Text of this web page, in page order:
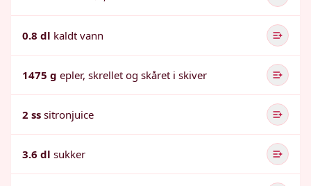
0.8 dl kaldt vann
1475 g epler, skrellet og skåret i skiver
2 ss sitronjuice
3.6 dl sukker